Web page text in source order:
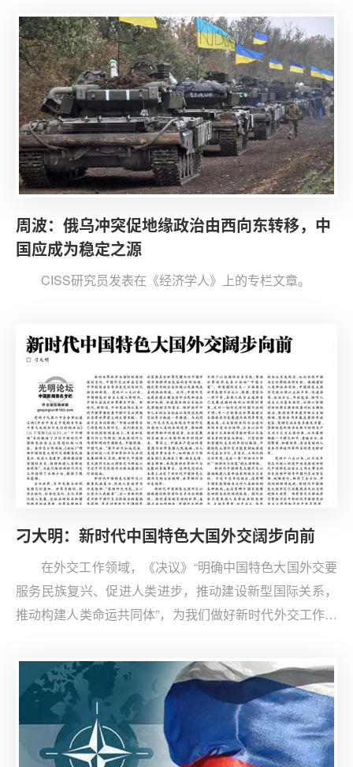
周波：俄乌冲突促地缘政治由西向东转移，中
国应成为稳定之源
CISS研究员发表在《经济学人》上的专栏文章。
刁大明：新时代中国特色大国外交阔步向前
在外交工作领域，《决议》“明确中国特色大国外交要
服务民族复兴、促进人类进步，推动建设新型国际关系，
推动构建人类命运共同体”，为我们做好新时代外交工作指